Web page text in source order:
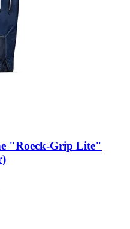
"Roeck-​Grip Lite"